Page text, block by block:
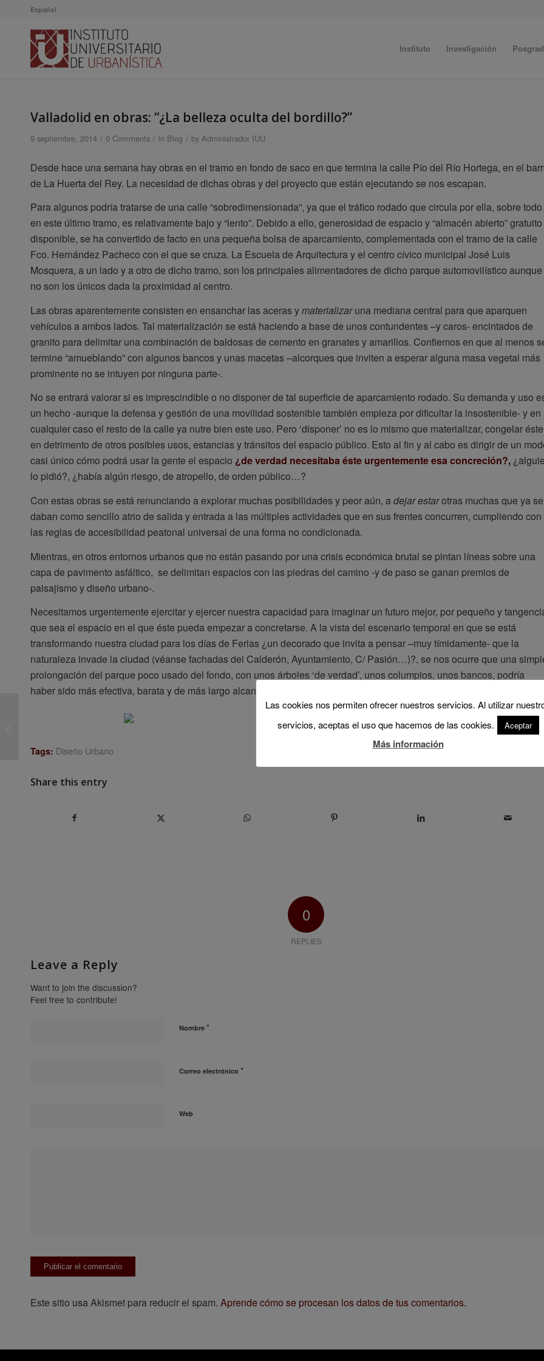
Español
Instituto Investigación
Valladolid en obras: “¿La belleza oculta del bordillo?”
9 septiembre, 2014 / 0 Comments / in Blog / by Administrador IUU
Desde hace una semana hay obras en el tramo en fondo de saco en que termina la calle Pío del Río Hortega, en el
de La Huerta del Rey. La necesidad de dichas obras y del proyecto que están ejecutando se nos escapan.
Para algunos podría tratarse de una calle “sobredimensionada”, ya que el tráfico rodado que circula por ella, sobre todo
en este último tramo, es relativamente bajo y “lento”. Debido a ello, generosidad de espacio y “almacén abierto” gratuito
disponible, se ha convertido de facto en una pequeña bolsa de aparcamiento, complementada con el tramo de la calle
Fco. Hernández Pacheco con el que se cruza. La Escuela de Arquitectura y el centro cívico municipal José Luis
Mosquera, a un lado y a otro de dicho tramo, son los principales alimentadores de dicho parque automovilístico aunque
no son los únicos dada la proximidad al centro.
Las obras aparentemente consisten en ensanchar las aceras ymaterializaruna mediana central para que aparquen
vehículos a ambos lados. Tal materialización se está haciendo a base de unos contundentes –y caros- encintados de
granito para delimitar una combinación de baldosas de cemento en granates y amarillos. Confiemos en que al menos
termine “amueblando” con algunos bancos y unas macetas –alcorques que inviten a esperar alguna masa vegetal más
prominente no se intuyen por ninguna parte-.
No se entrará valorar si es imprescindible o no disponer de tal superficie de aparcamiento rodado. Su demanda y uso
un hecho -aunque la defensa y gestión de una movilidad sostenible también empieza por dificultar la insostenible- y en
cualquier caso el resto de la calle ya nutre bien este uso. Pero ‘disponer’ no es lo mismo que materializar, congelar éste
en detrimento de otros posibles usos, estancias y tránsitos del espacio público. Esto al fin y al cabo es dirigir de un
casi único cómo podrá usar la gente el espacio ¿de verdad necesitaba éste urgentemente esa concreción?,
lo pidió?, ¿había algún riesgo, de atropello, de orden público…?
Con estas obras se está renunciando a explorar muchas posibilidades y peor aún, adejar estarotras muchas que ya se
daban como sencillo atrio de salida y entrada a las múltiples actividades que en sus frentes concurren, cumpliendo con
las reglas de accesibilidad peatonal universal de una forma no condicionada.
Mientras, en otros entornos urbanos que no están pasando por una crisis económica brutal se pintan líneas sobre una
capa de pavimento asfáltico, se delimitan espacios con las piedras del camino -y de paso se ganan premios de
paisajismo y diseño urbano-.
Necesitamos urgentemente ejercitar y ejercer nuestra capacidad para imaginar un futuro mejor, por pequeño y
que sea el espacio en el que éste pueda empezar a concretarse. A la vista del escenario temporal en que se está
transformando nuestra ciudad para los días de Ferias ¿un decorado que invita a pensar –muy tímidamente- que la
naturaleza invade la ciudad (véanse fachadas del Calderón, Ayuntamiento, C/ Pasión…)?, se nos ocurre que una
prolongación del parque poco usado del fondo, con unos árboles ‘de verdad’, unos columpios, unos bancos, podría
haber sido más efectiva, barata y de más largo alcance que cualquiera de estas dos obras.
Tags: Diseño Urbano
Share this entry
0
REPLIES
Leave a Reply
Want to join the discussion?
Feel free to contribute!
Nombre *
Correo electrónico *
Web
Este sitio usa Akismet para reducir el spam. Aprende cómo se procesan los datos de tus comentarios.
XIV JORNADAS DE ECONOMÍA
Las cookies nos permiten ofrecer nuestros servicios. Al utilizar
servicios, aceptas el uso que hacemos de las cookies.
Aceptar
Más información